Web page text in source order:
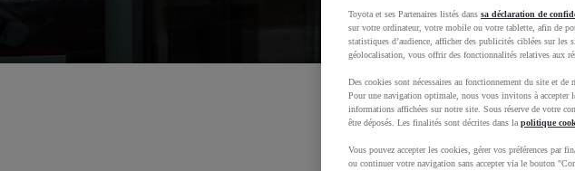
Nos
Toyota et ses Partenaires listés dans sa déclaration de
sur votre ordinateur, votre mobile ou votre tablette, afin de
statistiques d’audience, afficher des publicités ciblées sur les
géolocalisation, vous offrir des fonctionnalités relatives aux
Des cookies sont nécessaires au fonctionnement du site et de
Pour une navigation optimale, nous vous invitons à accepter
informations affichées sur notre site. Sous réserve de votre
être déposés. Les finalités sont décrites dans la politique
Vous pouvez accepter les cookies, gérer vos préférences par
ou continuer votre navigation sans accepter via le bouton